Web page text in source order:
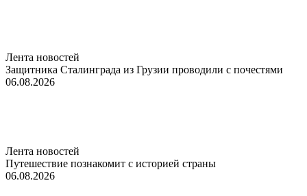
Лента новостей
Защитника Сталинграда из Грузии проводили с почестями
06.08.2026
Лента новостей
Путешествие познакомит с историей страны
06.08.2026